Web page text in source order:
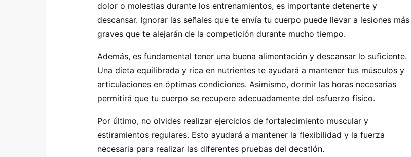
dolor o molestias durante los entrenamientos, es importante detenerte y
descansar. Ignorar las señales que te envía tu cuerpo puede llevar a lesiones más
graves que te alejarán de la competición durante mucho tiempo.
Además, es fundamental tener una buena alimentación y descansar lo suficiente.
Una dieta equilibrada y rica en nutrientes te ayudará a mantener tus músculos y
articulaciones en óptimas condiciones. Asimismo, dormir las horas necesarias
permitirá que tu cuerpo se recupere adecuadamente del esfuerzo físico.
Por último, no olvides realizar ejercicios de fortalecimiento muscular y
estiramientos regulares. Esto ayudará a mantener la flexibilidad y la fuerza
necesaria para realizar las diferentes pruebas del decatlón.